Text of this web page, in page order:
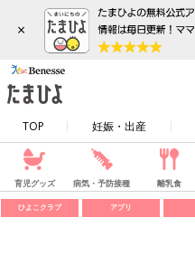
×
TOP 妊娠・出産
育児グッズ 病気・予防接種 離乳食
ひよこクラブ アプリ